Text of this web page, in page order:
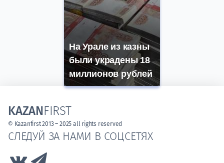
На Урале из казны
были украдены 18
миллионов рублей
СЛЕДУЙ ЗА НАМИ В СОЦСЕТЯХ
Link to Vk
KAZANFIRST
© Kazanfirst 2013 – 2025 all rights reserved